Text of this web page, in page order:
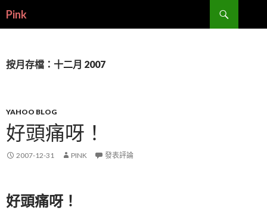
Pink
尋
容
按月存檔：十二月 2007
YAHOO BLOG
好頭痛呀！
2007-12-31 PINK 發表評論
好頭痛呀！